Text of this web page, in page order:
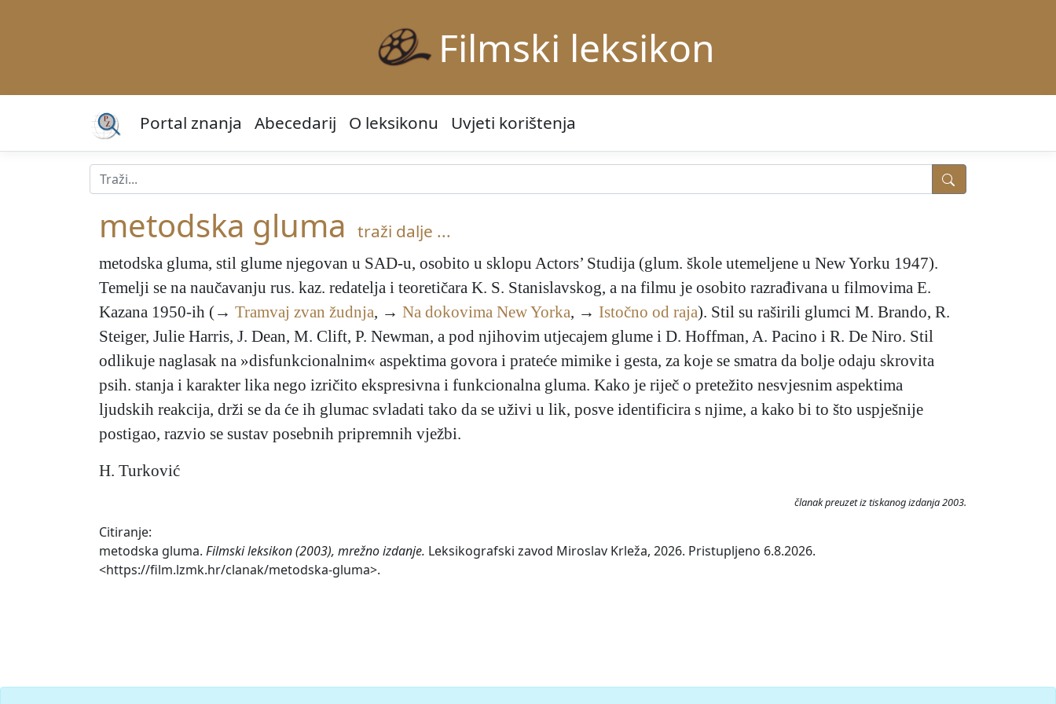
Filmski leksikon
Portal znanja Abecedarij O leksikonu Uvjeti korištenja
metodska gluma traži dalje ...
metodska gluma, stil glume njegovan u SAD-u, osobito u sklopu Actors’ Studija (glum. škole utemeljene u New Yorku 1947).
Temelji se na naučavanju rus. kaz. redatelja i teoretičara K. S. Stanislavskog, a na filmu je osobito razrađivana u filmovima E.
Kazana 1950-ih (→ Tramvaj zvan žudnja, → Na dokovima New Yorka, → Istočno od raja). Stil su raširili glumci M. Brando, R.
Steiger, Julie Harris, J. Dean, M. Clift, P. Newman, a pod njihovim utjecajem glume i D. Hoffman, A. Pacino i R. De Niro. Stil
odlikuje naglasak na »disfunkcionalnim« aspektima govora i prateće mimike i gesta, za koje se smatra da bolje odaju skrovita
psih. stanja i karakter lika nego izričito ekspresivna i funkcionalna gluma. Kako je riječ o pretežito nesvjesnim aspektima
ljudskih reakcija, drži se da će ih glumac svladati tako da se uživi u lik, posve identificira s njime, a kako bi to što uspješnije
postigao, razvio se sustav posebnih pripremnih vježbi.
H. Turković
članak preuzet iz tiskanog izdanja 2003.
Citiranje:
metodska gluma. Filmski leksikon (2003), mrežno izdanje. Leksikografski zavod Miroslav Krleža, 2026. Pristupljeno 6.8.2026.
<https://film.lzmk.hr/clanak/metodska-gluma>.